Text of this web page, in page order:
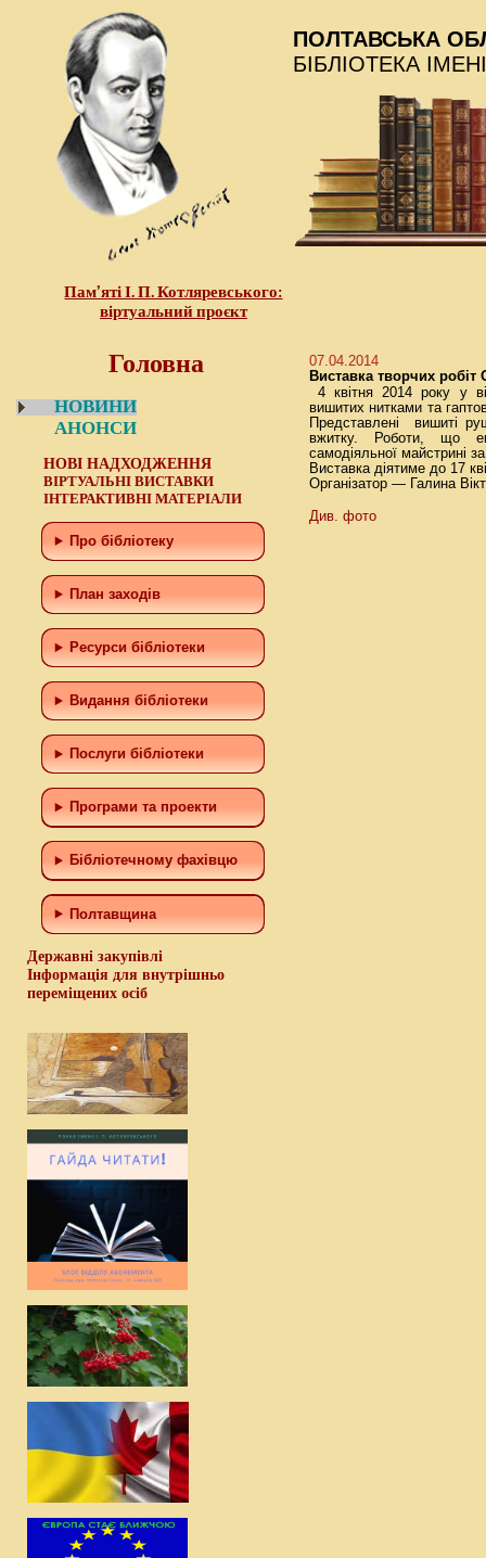
Пам’яті І. П. Котляревського:
віртуальний проєкт
ПОЛТАВСЬКА
БІБЛІОТЕКА
Головна
НОВИНИ
АНОНСИ
НОВІ НАДХОДЖЕННЯ
ВІРТУАЛЬНІ ВИСТАВКИ
ІНТЕРАКТИВНІ МАТЕРІАЛИ
Про бібліотеку
План заходів
Ресурси бібліотеки
Видання бібліотеки
Послуги бібліотеки
Програми та проекти
Бiблiотечному фахiвцю
Полтавщина
Державні закупівлі
Інформація для внутрішньо
переміщених осіб
07.04.2014
Виставка творчих робіт
4 квітня 2014 року у
вишитих нитками та
Представлені вишиті
вжитку. Роботи, що
самодіяльної майстрині
Виставка діятиме до 17
Організатор — Галина
Див. фото